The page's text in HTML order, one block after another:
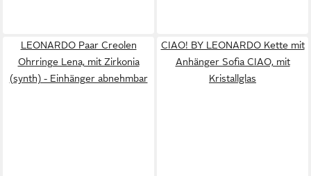
LEONARDO Paar Creolen
Ohrringe Lena, mit Zirkonia
(synth) - Einhänger abnehmbar
CIAO! BY LEONARDO Kette mit
Anhänger Sofia CIAO, mit
Kristallglas